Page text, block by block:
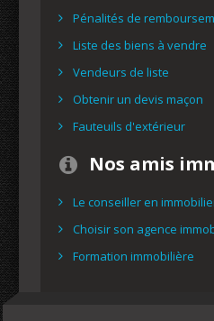
Pénalités de
Liste des biens à vendre
Vendeurs de liste
Obtenir un devis maçon
Fauteuils d'extérieur
Nos amis
Le conseiller en
Choisir son agence
Formation immobilière